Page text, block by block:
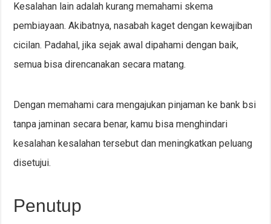
Kesalahan lain adalah kurang memahami skema
pembiayaan. Akibatnya, nasabah kaget dengan kewajiban
cicilan. Padahal, jika sejak awal dipahami dengan baik,
semua bisa direncanakan secara matang.
Dengan memahami cara mengajukan pinjaman ke bank bsi
tanpa jaminan secara benar, kamu bisa menghindari
kesalahan kesalahan tersebut dan meningkatkan peluang
disetujui.
Penutup